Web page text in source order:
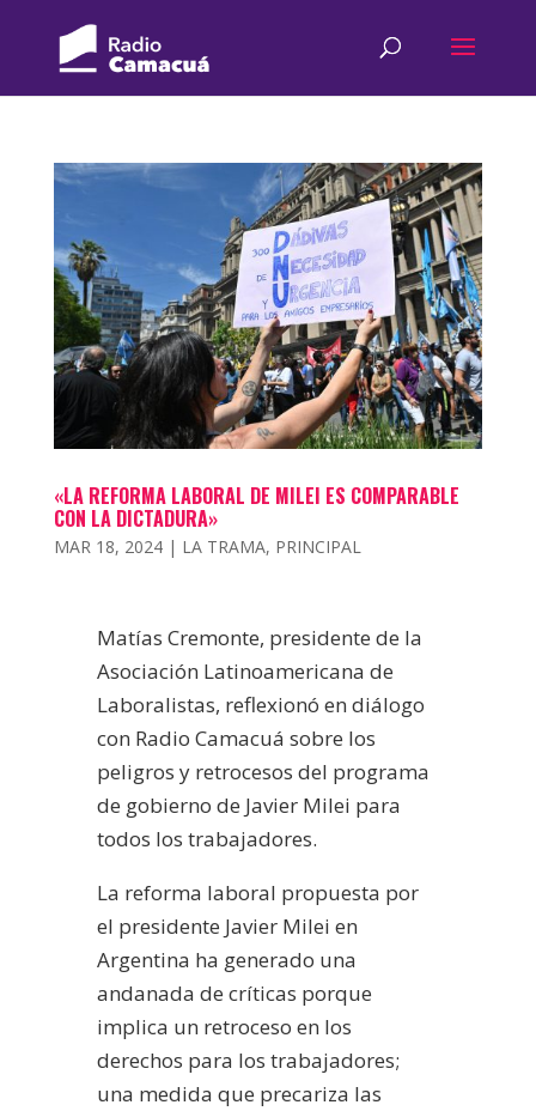
«LA REFORMA LABORAL DE MILEI ES COMPARABLE
CON LA DICTADURA»
MAR 18, 2024| LA TRAMA, PRINCIPAL
Matías Cremonte, presidente de la
Asociación Latinoamericana de
Laboralistas, reflexionó en diálogo
con Radio Camacuá sobre los
peligros y retrocesos del programa
de gobierno de Javier Milei para
todos los trabajadores.
La reforma laboral propuesta por
el presidente Javier Milei en
Argentina ha generado una
andanada de críticas porque
implica un retroceso en los
derechos para los trabajadores;
una medida que precariza las